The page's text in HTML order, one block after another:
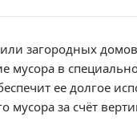
загородных
мусора в
ее долгое
мусора за счёт